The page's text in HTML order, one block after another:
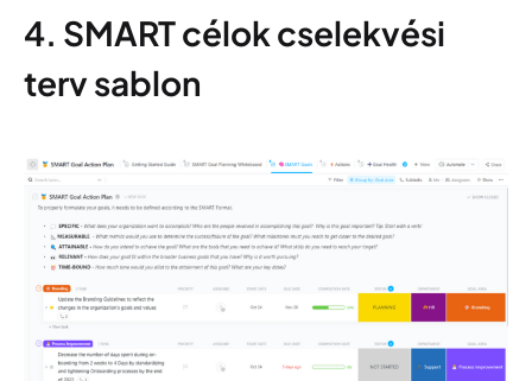
4. SMART célok cselekvési
terv sablon